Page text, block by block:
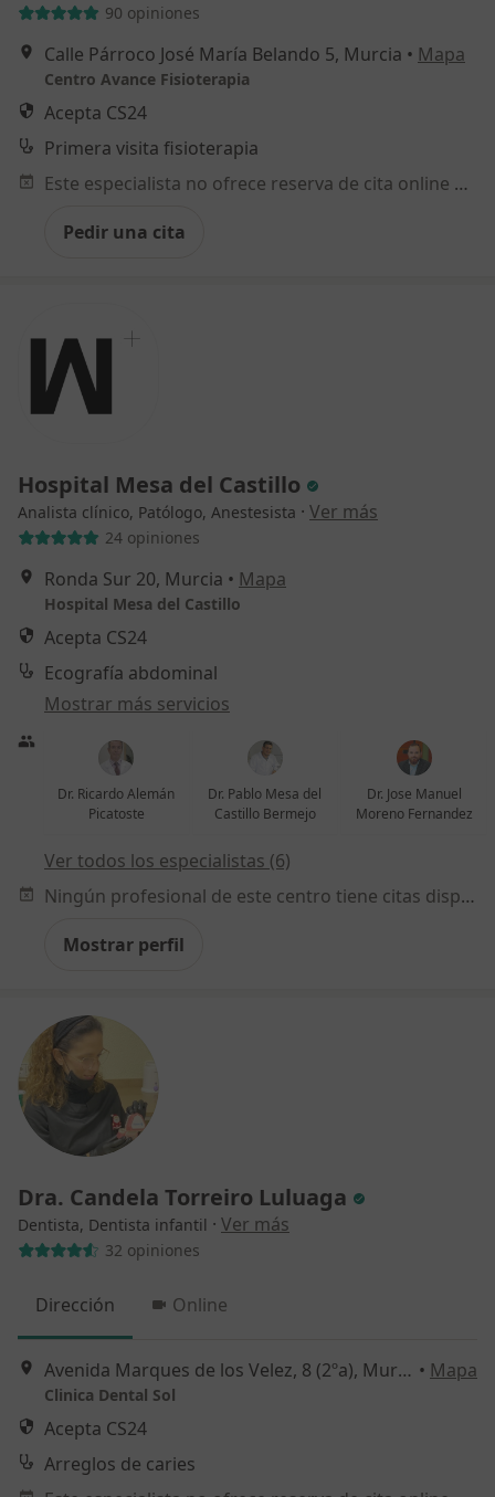
90 opiniones
Calle Párroco José María Belando 5, Murcia • Mapa
Centro Avance Fisioterapia
Acepta CS24
Primera visita fisioterapia
Este especialista no ofrece reserva de cita online en esta dirección.
Pedir una cita
Hospital Mesa del Castillo
Analista clínico, Patólogo, Anestesista · Ver más
24 opiniones
Ronda Sur 20, Murcia • Mapa
Hospital Mesa del Castillo
Acepta CS24
Ecografía abdominal
Mostrar más servicios
Dr. Ricardo Alemán
Picatoste
Dr. Pablo Mesa del
Castillo Bermejo
Dr. Jose Manuel
Moreno Fernandez
Ver todos los especialistas (6)
Ningún profesional de este centro tiene citas disponibles
Mostrar perfil
Dra. Candela Torreiro Luluaga
Dentista, Dentista infantil · Ver más
32 opiniones
Dirección Online
Avenida Marques de los Velez, 8 (2ºa), Murcia • Mapa
Clinica Dental Sol
Acepta CS24
Arreglos de caries